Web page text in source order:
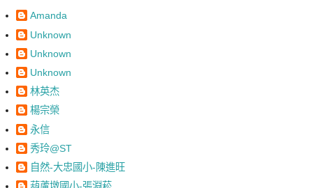
Amanda
Unknown
Unknown
Unknown
林英杰
楊宗榮
永信
秀玲@ST
自然-大忠國小-陳進旺